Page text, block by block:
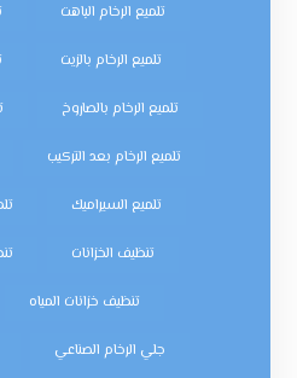
تلميع الرخام الباهت
تلميع الرخام بالزيت
تلميع الرخام بالصاروخ
تلميع الرخام بعد التركيب
تلميع السيراميك
تنظيف الخزانات
تنظيف خزانات المياه
جلي الرخام الصناعي